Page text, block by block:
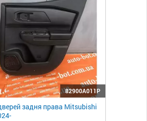
82900A011P
задня права Mitsubishi